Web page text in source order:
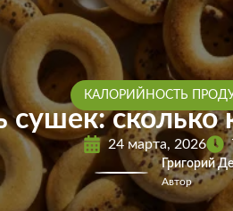
КАЛОРИЙНОСТЬ
сушек: сколько
24 марта, 2026
Григорий
Автор